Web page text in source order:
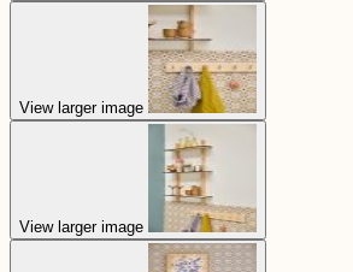
View larger image
View larger image